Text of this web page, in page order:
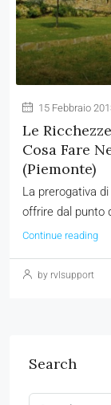
15 Febbraio
Le
Cosa Fare
(Piemonte)
La prerogativa
offrire dal punto
Continue reading
by rvlsupport
Search